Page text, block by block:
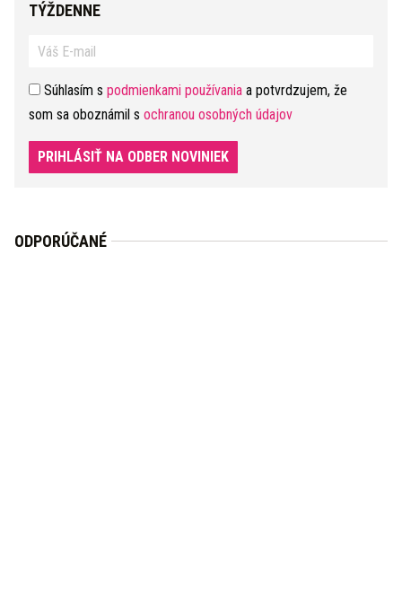
TÝŽDENNE
Súhlasím s podmienkami používania a potvrdzujem, že
som sa oboznámil s ochranou osobných údajov
PRIHLÁSIŤ NA ODBER NOVINIEK
ODPORÚČANÉ